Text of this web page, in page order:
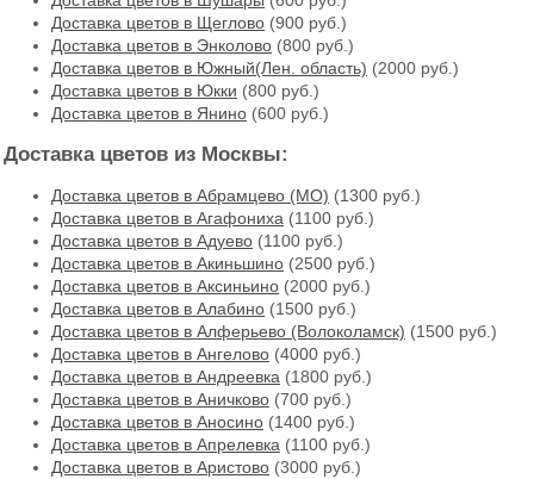
Доставка цветов в Щеглово (900 руб.)
Доставка цветов в Энколово (800 руб.)
Доставка цветов в Южный(Лен. область) (2000 руб.)
Доставка цветов в Юкки (800 руб.)
Доставка цветов в Янино (600 руб.)
Доставка цветов из Москвы:
Доставка цветов в Абрамцево (МО) (1300 руб.)
Доставка цветов в Агафониха (1100 руб.)
Доставка цветов в Адуево (1100 руб.)
Доставка цветов в Акиньшино (2500 руб.)
Доставка цветов в Аксиньино (2000 руб.)
Доставка цветов в Алабино (1500 руб.)
Доставка цветов в Алферьево (Волоколамск) (1500 руб.)
Доставка цветов в Ангелово (4000 руб.)
Доставка цветов в Андреевка (1800 руб.)
Доставка цветов в Аничково (700 руб.)
Доставка цветов в Аносино (1400 руб.)
Доставка цветов в Апрелевка (1100 руб.)
Доставка цветов в Аристово (3000 руб.)